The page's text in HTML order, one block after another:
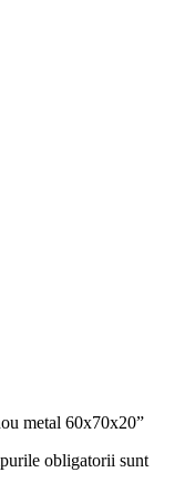
metal 60x70x20”
obligatorii sunt